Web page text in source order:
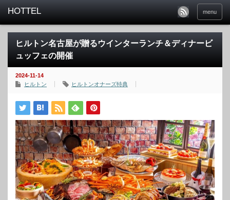
menu
ヒルトン名古屋が贈るウインターランチ＆ディナービ
ュッフェの開催
2024-11-14
ヒルトン
ヒルトンオナーズ特典